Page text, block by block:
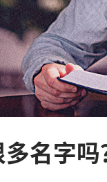
名字吗